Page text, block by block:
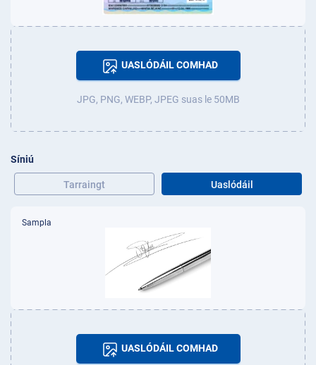
UASLÓDÁIL COMHAD
JPG, PNG, WEBP, JPEG suas le 50MB
Síniú
Tarraingt Uaslódáil
Sampla
UASLÓDÁIL COMHAD